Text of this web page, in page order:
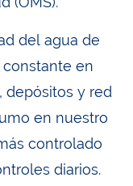
del agua de
en
depósitos y red
en nuestro
controlado
diarios.